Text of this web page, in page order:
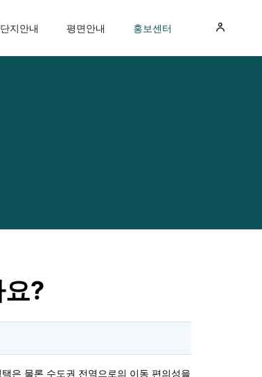
단지안내 평면안내 홍보센터
?
은 물론 수도권 전역으로의 이동 편의성을